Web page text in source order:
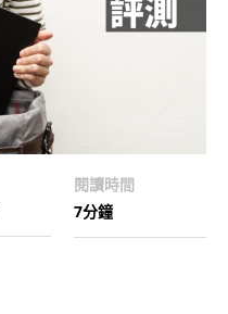
閱讀時間
7分鐘